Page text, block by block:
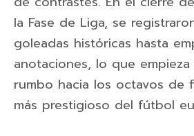
la Fase de Liga, se
goleadas históricas hasta
anotaciones, lo que
rumbo hacia los octavos de
más prestigioso del fútbol